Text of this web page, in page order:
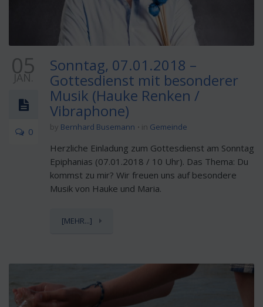
05
JAN.
0
Sonntag, 07.01.2018 –
Gottesdienst mit besonderer
Musik (Hauke Renken /
Vibraphone)
by Bernhard Busemann in Gemeinde
Herzliche Einladung zum Gottesdienst am Sonntag
Epiphanias (07.01.2018 / 10 Uhr). Das Thema: Du
kommst zu mir? Wir freuen uns auf besondere
Musik von Hauke und Maria.
[MEHR...]